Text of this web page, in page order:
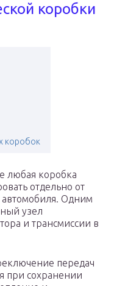
коробки
коробок
любая коробка
отдельно от
Одним
узел
и трансмиссии в
передач
при сохранении